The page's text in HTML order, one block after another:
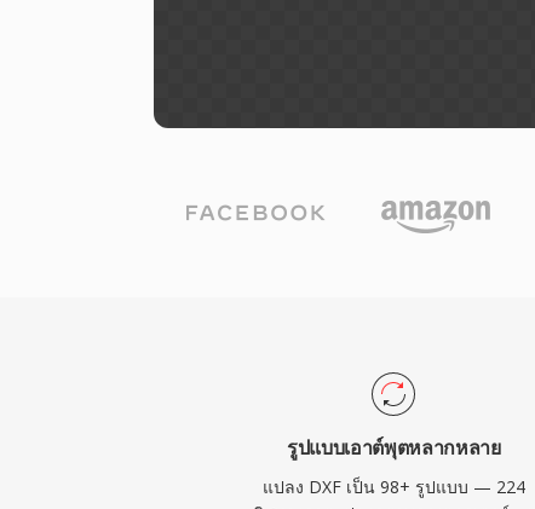
รูปแบบเอาต์พุตหลากหลาย
แปลง DXF เป็น 98+ รูปแบบ — 224